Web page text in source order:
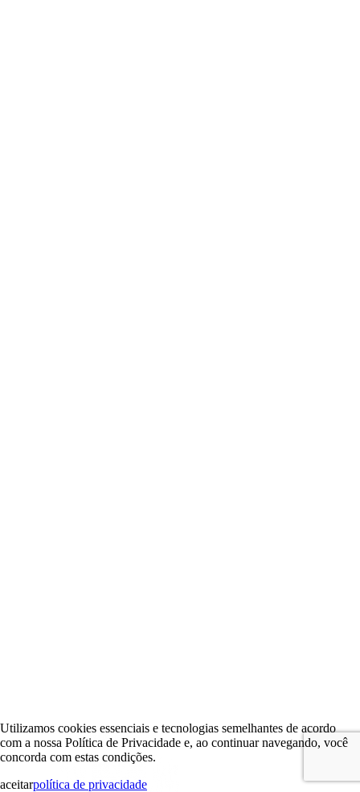
Utilizamos cookies essenciais e tecnologias semelhantes de acordo
com a nossa Política de Privacidade e, ao continuar navegando, você
concorda com estas condições.
aceitarpolítica de privacidade